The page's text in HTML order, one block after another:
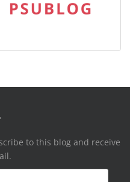
to this blog and receive